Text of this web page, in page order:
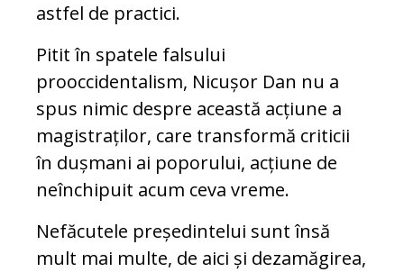
astfel de practici.
Pitit în spatele falsului
prooccidentalism, Nicușor Dan nu a
spus nimic despre această acțiune a
magistraților, care transformă criticii
în dușmani ai poporului, acțiune de
neînchipuit acum ceva vreme.
Nefăcutele președintelui sunt însă
mult mai multe, de aici și dezamăgirea,